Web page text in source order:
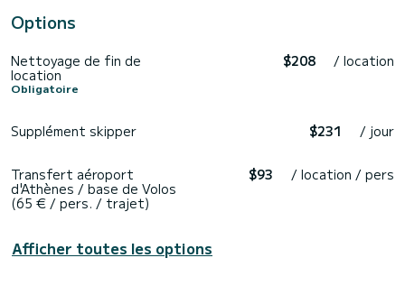
Options
Nettoyage de fin de
location
Obligatoire
$208 / location
Supplément skipper $231 / jour
Transfert aéroport
d'Athènes / base de Volos
(65 € / pers. / trajet)
$93 / location / pers
Afficher toutes les options